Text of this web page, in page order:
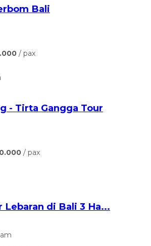
Bali
/ pax
- Tirta Gangga Tour
/ pax
Lebaran di Bali 3 Ha...